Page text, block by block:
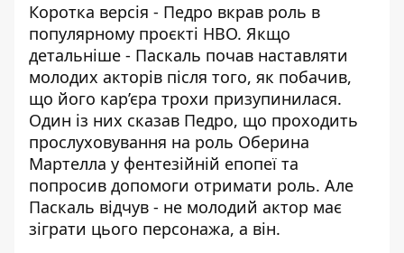
Коротка версія - Педро вкрав роль в
популярному проєкті HBO. Якщо
детальніше - Паскаль почав наставляти
молодих акторів після того, як побачив,
що його кар’єра трохи призупинилася.
Один із них сказав Педро, що проходить
прослуховування на роль Оберина
Мартелла у фентезійній епопеї та
попросив допомоги отримати роль. Але
Паскаль відчув - не молодий актор має
зіграти цього персонажа, а він.